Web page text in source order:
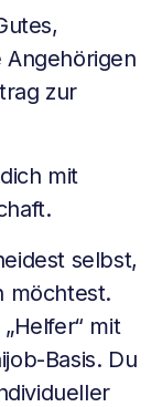
zur
mit
selbst,
möchtest.
mit
Basis. Du